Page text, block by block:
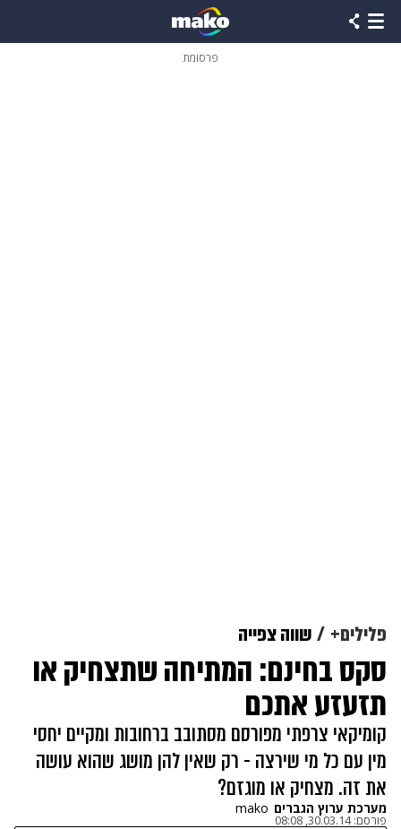
פרסומת
פלילים+ שווה צפייה
סקס בחינם: המתיחה שתצחיק או
תזעזע אתכם
קומיקאי צרפתי מפורסם מסתובב ברחובות ומקיים יחסי
מין עם כל מי שירצה - רק שאין להן מושג שהוא עושה
את זה. מצחיק או מוגזם?
מערכת ערוץ הגברים mako
פורסם:30.03.14, 08:08